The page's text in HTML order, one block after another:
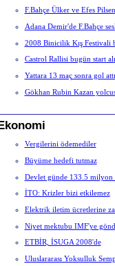
F.Bahçe Ülker ve Efes
Adana Demir'de F.Bahçe
2008 Binicilik Kış Festivali
Castrol Rallisi bugün start
Yattara 13 maç sonra gol attı
Gökhan Rubin Kazan
Vergilerini ödemediler
Büyüme hedefi tutmaz
Devlet günde 133.5
İTO: Krizler bizi etkilemez
Elektrik iletim ücretlerine
Niyet mektubu IMF'ye
ETBİR, İSUGA 2008'de
Uluslararası Yoksulluk